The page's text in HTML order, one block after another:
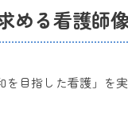
める看護師
を目指した看護」を